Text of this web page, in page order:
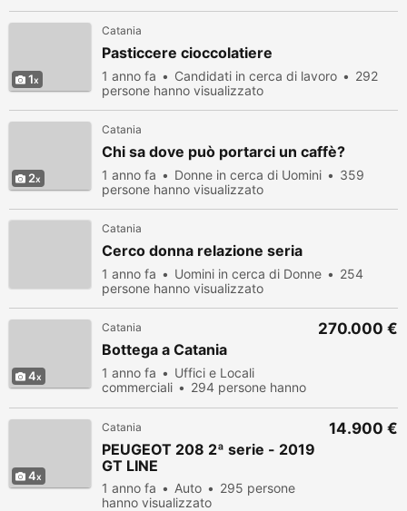
1
Catania
Pasticcere cioccolatiere
1 anno fa Candidati in cerca di lavoro
292
persone hanno visualizzato
2
Catania
Chi sa dove può portarci un caffè?
1 anno fa Donne in cerca di Uomini
359
persone hanno visualizzato
Catania
Cerco donna relazione seria
1 anno fa Uomini in cerca di Donne
254
persone hanno visualizzato
4
Catania
Bottega a Catania
1 anno fa
Uffici e Locali
commerciali
294 persone hanno
270.000 €
4
Catania
PEUGEOT 208 2ª serie - 2019
GT LINE
1 anno fa Auto
295 persone
hanno visualizzato
14.900 €